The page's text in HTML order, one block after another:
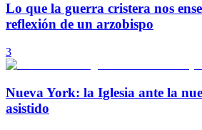
Lo que la guerra cristera nos
reflexión de un arzobispo
3
Nueva York: la Iglesia ante la
asistido